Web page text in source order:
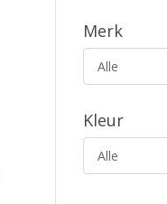
Merk
Alle
Kleur
Alle